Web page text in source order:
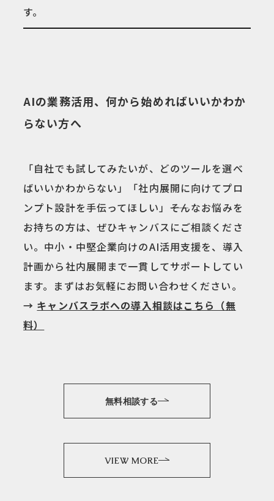
す。
AIの業務活用、何から始めればいいかわか
らない方へ
「自社でも試してみたいが、どのツールを選べ
ばいいかわからない」「社内展開に向けてプロ
ンプト設計を手伝ってほしい」――そんなお悩みを
お持ちの方は、ぜひキャンバスにご相談くださ
い。中小・中堅企業向けのAI活用支援を、導入
計画から社内展開まで一貫してサポートしてい
ます。まずはお気軽にお問い合わせください。
→ キャンバスラボへの導入相談はこちら（無
料）
無料相談する
VIEW MORE